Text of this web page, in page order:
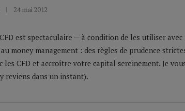
24 mai 2012
est spectaculaire — à condition de les utiliser avec
money management : des règles de prudence
les CFD et accroître votre capital sereinement. Je
reviens dans un instant).